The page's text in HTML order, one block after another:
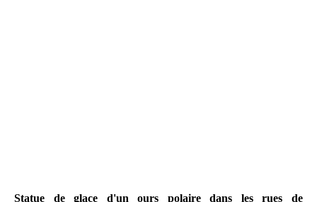
Statue de glace d'un ours polaire dans les rues de